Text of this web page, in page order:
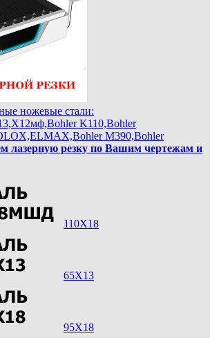
ножевые стали:
K110,Bohler
М390,Bohler
лазерную резку по Вашим чертежам и
110Х18
65Х13
95Х18